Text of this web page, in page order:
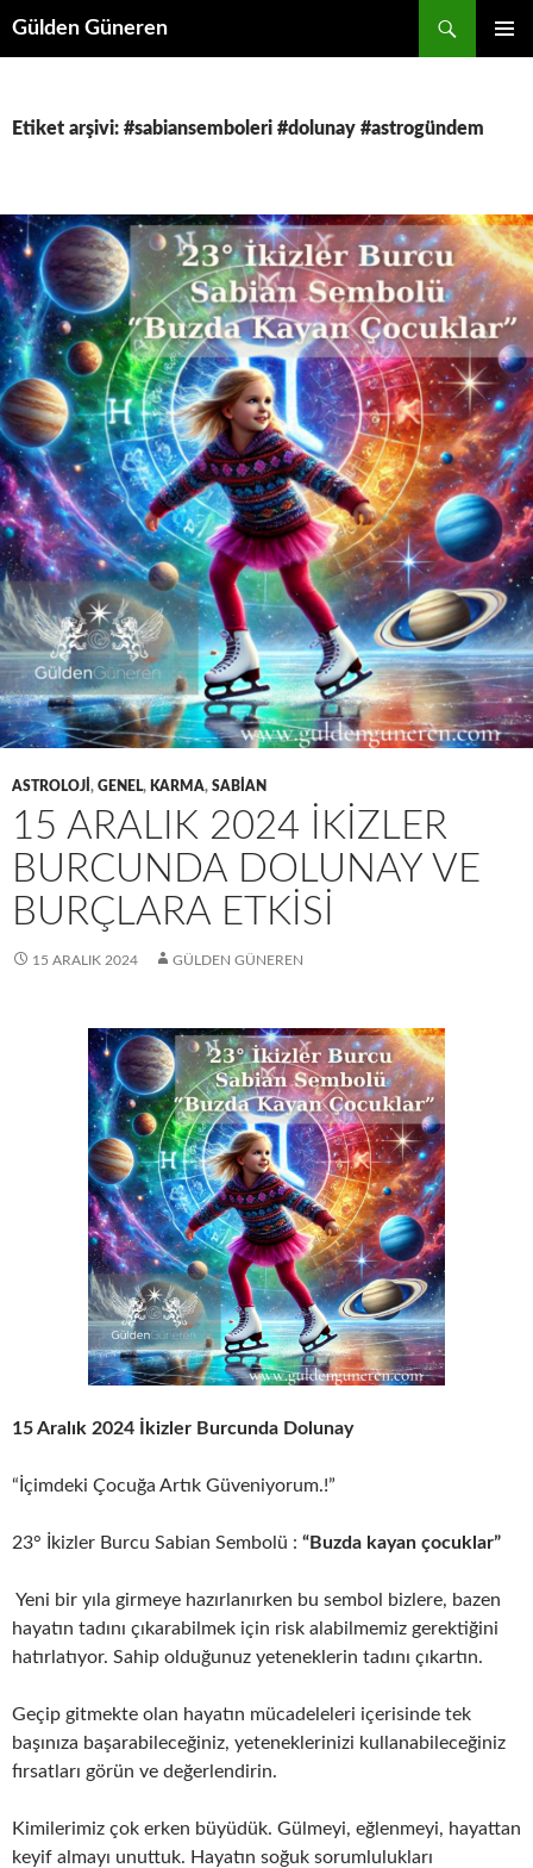
Gülden Güneren
Etiket arşivi: #sabiansemboleri #dolunay #astrogündem
ASTROLOJI , GENEL, KARMA, SABIAN
15 ARALIK 2024 İKIZLER
BURCUNDA DOLUNAY VE
BURÇLARA ETKISI
15 ARALIK 2024 GÜLDEN GÜNEREN
15 Aralık 2024 İkizler Burcunda Dolunay
“İçimdeki Çocuğa Artık Güveniyorum.!”
23° İkizler Burcu Sabian Sembolü : “Buzda kayan çocuklar”
Yeni bir yıla girmeye hazırlanırken bu sembol bizlere, bazen
hayatın tadını çıkarabilmek için risk alabilmemiz gerektiğini
hatırlatıyor. Sahip olduğunuz yeteneklerin tadını çıkartın.
Geçip gitmekte olan hayatın mücadeleleri içerisinde tek
başınıza başarabileceğiniz, yeteneklerinizi kullanabileceğiniz
fırsatları görün ve değerlendirin.
Kimilerimiz çok erken büyüdük. Gülmeyi, eğlenmeyi, hayattan
keyif almayı unuttuk. Hayatın soğuk sorumlulukları